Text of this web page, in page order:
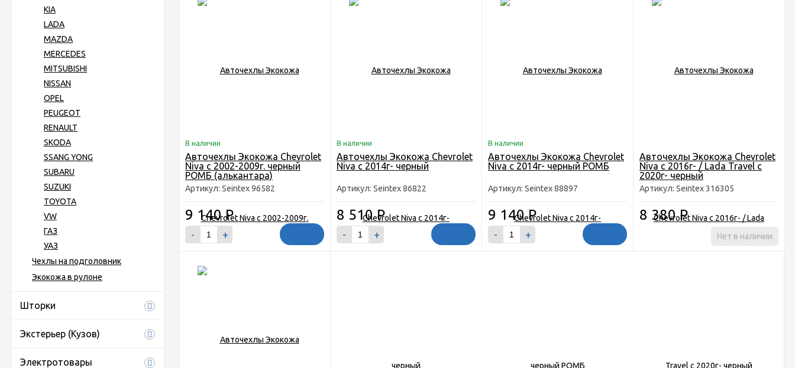
KIA
LADA
MAZDA
MERCEDES
MITSUBISHI
NISSAN
OPEL
PEUGEOT
RENAULT
SKODA
SSANG YONG
SUBARU
SUZUKI
TOYOTA
VW
ГАЗ
УАЗ
Чехлы на подголовник
Экокожа в рулоне
Шторки
Экстерьер (Кузов)
Электротовары
В наличии
Авточехлы Экокожа Chevrolet
Niva с 2002-2009г. черный
РОМБ (алькантара)
Артикул: Seintex 96582
9 140Р
- +
В наличии
Авточехлы Экокожа Chevrolet
Niva с 2014г- черный
Артикул: Seintex 86822
8 510Р
- +
В наличии
Авточехлы Экокожа Chevrolet
Niva с 2014г- черный РОМБ
Артикул: Seintex 88897
9 140Р
- +
Авточехлы Экокожа Chevrolet
Niva с 2016г- / Lada Travel с
2020г- черный
Артикул: Seintex 316305
8 380Р
Нет в наличии